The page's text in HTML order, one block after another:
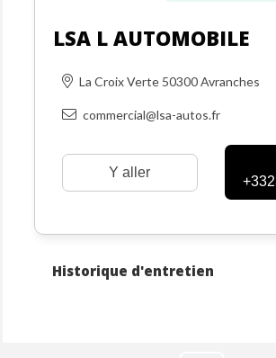
LSA L AUTOMOBILE
La Croix Verte 50300 Avranches
commercial@lsa-autos.fr
Y aller
Historique d'entretien